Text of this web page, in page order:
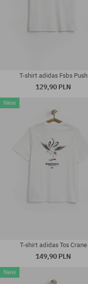
Dostępne rozmiary:
T-shirt adidas Fsbs Push
129,90 PLN
New
T-shirt adidas Tos Crane
149,90 PLN
New